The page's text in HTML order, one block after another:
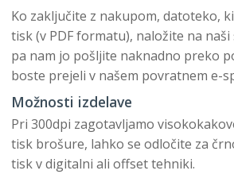
Ko zaključite z nakupom, datoteko,
tisk (v PDF formatu), naložite na
pa nam jo pošljite naknadno preko
boste prejeli v našem povratnem e-
Možnosti izdelave
Pri 300dpi zagotavljamo
tisk brošure, lahko se odločite za
tisk v digitalni ali offset tehniki.